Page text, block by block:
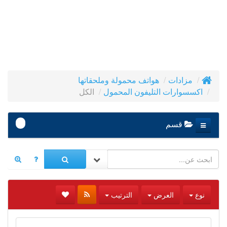
مزادات
هواتف محمولة وملحقاتها
اكسسوارات التليفون المحمول
الكل
قسم
نوع العرض الترتيب